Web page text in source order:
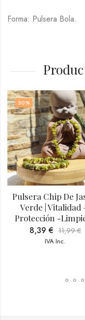
Forma: Pulsera Bola.
30%
Pulsera Chip De
Verde | Vitalidad –
Protección -
8,39€ 11,99€
IVA Inc.